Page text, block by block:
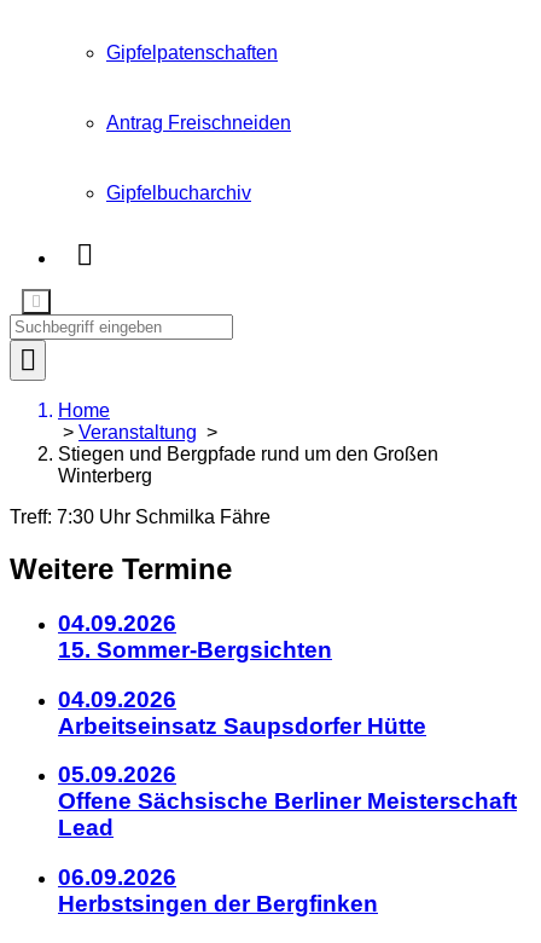
Gipfelpatenschaften
Antrag Freischneiden
Gipfelbucharchiv
Home
> Veranstaltung >
Stiegen und Bergpfade rund um den Großen
Winterberg
Details
zum
Kalendereintrag
Treff: 7:30 Uhr Schmilka Fähre
Weitere Termine
04.09.2026
15. Sommer-Bergsichten
04.09.2026
Arbeitseinsatz Saupsdorfer Hütte
05.09.2026
Offene Sächsische Berliner Meisterschaft
Lead
06.09.2026
Herbstsingen der Bergfinken